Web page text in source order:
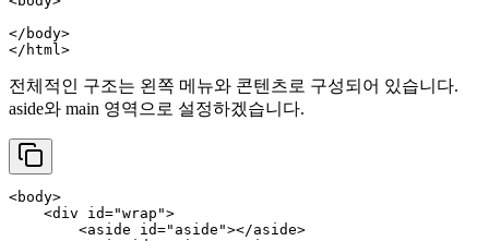
</ body>
</ html >
전체적인 구조는 왼쪽 메뉴와 콘텐츠로 구성되어 있습니다.
aside와 main 영역으로 설정하겠습니다.
<body>
<div id="wrap">
<aside id="aside"></aside>